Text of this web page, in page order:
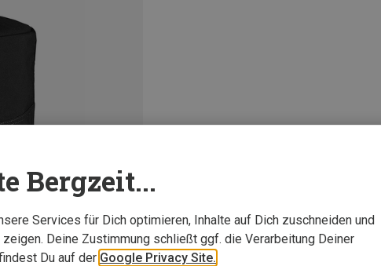
Bergzeit...
Services für Dich optimieren, Inhalte auf Dich zuschneiden und
Deine Zustimmung schließt ggf. die Verarbeitung Deiner
Du auf der Google Privacy Site.